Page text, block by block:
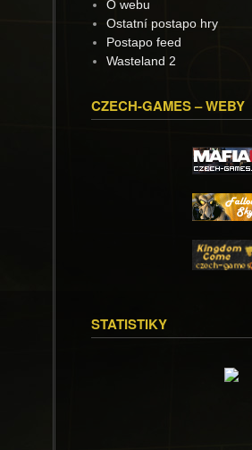
O webu
Ostatní postapo hry
Postapo feed
Wasteland 2
CZECH-GAMES – WEBY
STATISTIKY